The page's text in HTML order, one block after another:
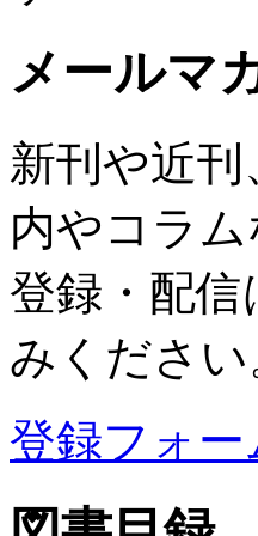
メールマ
新刊や近
内やコラ
登録・配
みください
登録フォー